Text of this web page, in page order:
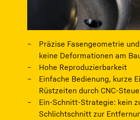
Präzise Fasengeometrie
keine Deformationen am
Hohe Reproduzierbarkeit
Einfache Bedienung, kurze
Rüstzeiten durch CNC-
Ein-Schnitt-Strategie: kein
Schlichtschnitt zur